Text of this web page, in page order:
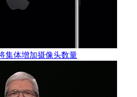
集体增加摄像头数量